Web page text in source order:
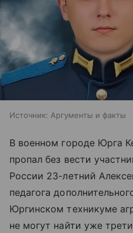
Источник: Аргументы и факты
В военном городе Юрга
пропал без вести
России 23-летний
педагога
Юргинском техникуме
не могут найти уже